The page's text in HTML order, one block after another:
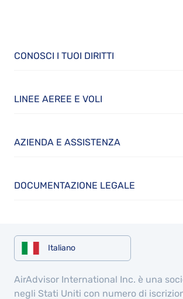
CONOSCI I TUOI DIRITTI
LINEE AEREE E VOLI
AZIENDA E ASSISTENZA
DOCUMENTAZIONE LEGALE
Italiano
AirAdvisor International Inc. è una
negli Stati Uniti con numero di